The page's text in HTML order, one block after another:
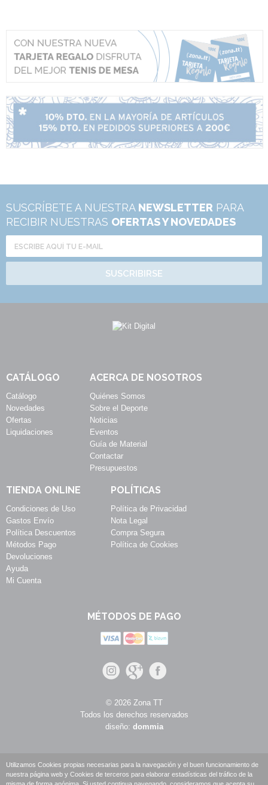
SUSCRÍBETE A NUESTRA NEWSLETTER PARA
RECIBIR NUESTRAS OFERTAS Y NOVEDADES
SUSCRIBIRSE
CATÁLOGO
Catálogo
Novedades
Ofertas
Liquidaciones
ACERCA DE NOSOTROS
Quiénes Somos
Sobre el Deporte
Noticias
Eventos
Guía de Material
Contactar
Presupuestos
TIENDA ONLINE
Condiciones de Uso
Gastos Envío
Política Descuentos
Métodos Pago
Devoluciones
Ayuda
Mi Cuenta
POLÍTICAS
Política de Privacidad
Nota Legal
Compra Segura
Política de Cookies
MÉTODOS DE PAGO
© 2026 Zona TT
Todos los derechos reservados
diseño: dommia
Utilizamos Cookies propias necesarias para la navegación y el buen funcionamiento de
nuestra página web y Cookies de terceros para elaborar estadísticas del tráfico de la